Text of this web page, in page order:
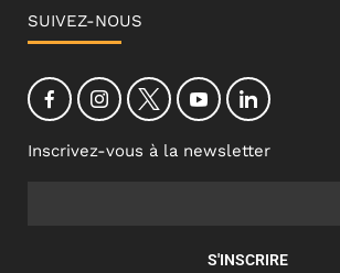
SUIVEZ-NOUS
Inscrivez-vous à la newsletter
S'INSCRIRE